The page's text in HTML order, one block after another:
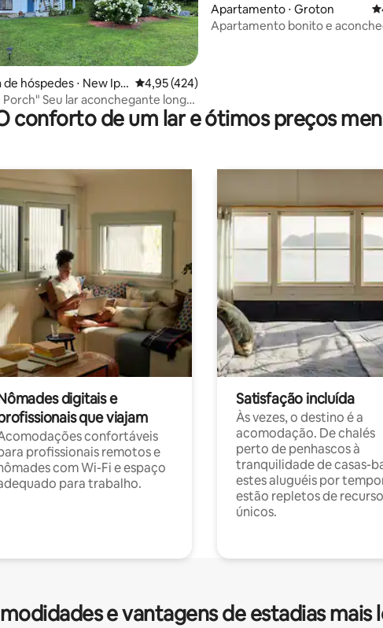
média de 5, 142 avaliações
de hóspedes ⋅ New Ips
4,95 de uma avaliação média de 5, 424
4,95 (424)
aconchegante longe
Apartamento ⋅ Groton
Apartamento bonito e
conforto de um lar e ótimos preços
digitais e
que viajam
confortáveis
profissionais remotos e
com Wi-Fi e espaço
para trabalho.
Satisfação incluída
Às vezes, o destino é a
acomodação. De chalés
perto de penhascos à
tranquilidade de casas-
estes aluguéis por
estão repletos de
únicos.
e vantagens de estadias mais